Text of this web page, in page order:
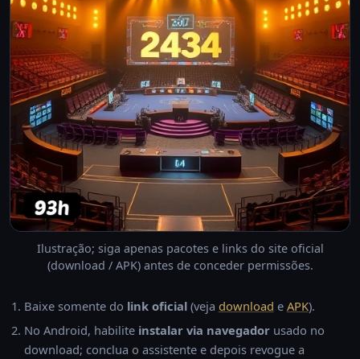
Ilustração; siga apenas pacotes e links do site oficial
(download / APK) antes de conceder permissões.
Baixe somente do link oficial(veja download e APK).
No Android, habilite instalar via navegadorusado no
download; conclua o assistente e depois revogue a